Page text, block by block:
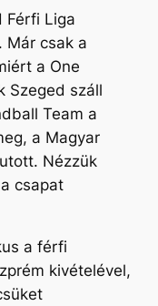
Férfi Liga
Már csak a
a One
Szeged száll
Team a
a Magyar
Nézzük
csapat
a férfi
kivételével,